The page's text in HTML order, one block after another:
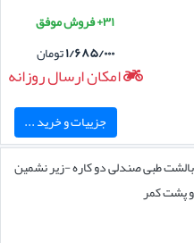
۳۱+ فروش موفق
۱/۶۸۵/۰۰۰تومان
امکان ارسال روزانه
جزییات و خرید ...
بالشت طبی صندلی دو کاره -زیر نشمین
و پشت کمر